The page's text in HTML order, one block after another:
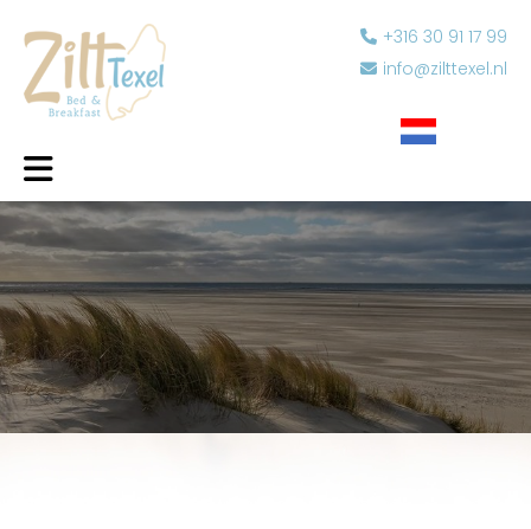
+316 30 91 17 99
info@zilttexel.nl